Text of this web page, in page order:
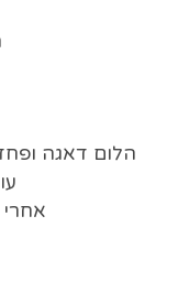
הלום דאגה